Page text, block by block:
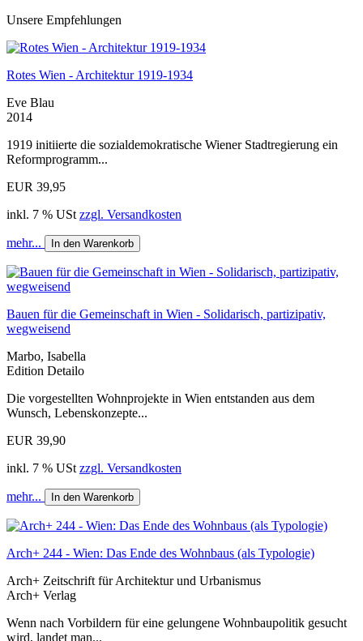
Unsere Empfehlungen
Rotes Wien - Architektur 1919-1934
Eve Blau
2014
1919 initiierte die sozialdemokratische Wiener Stadtregierung ein
Reformprogramm...
EUR 39,95
inkl. 7 % USt zzgl. Versandkosten
mehr... In den Warenkorb
Bauen für die Gemeinschaft in Wien - Solidarisch, partizipativ,
wegweisend
Marbo, Isabella
Edition Detailo
Die vorgestellten Wohnprojekte in Wien entstanden aus dem
Wunsch, Lebenskonzepte...
EUR 39,90
inkl. 7 % USt zzgl. Versandkosten
mehr... In den Warenkorb
Arch+ 244 - Wien: Das Ende des Wohnbaus (als Typologie)
Arch+ Zeitschrift für Architektur und Urbanismus
Arch+ Verlag
Wenn nach Vorbildern für eine gelungene Wohnbaupolitik gesucht
wird, landet man...